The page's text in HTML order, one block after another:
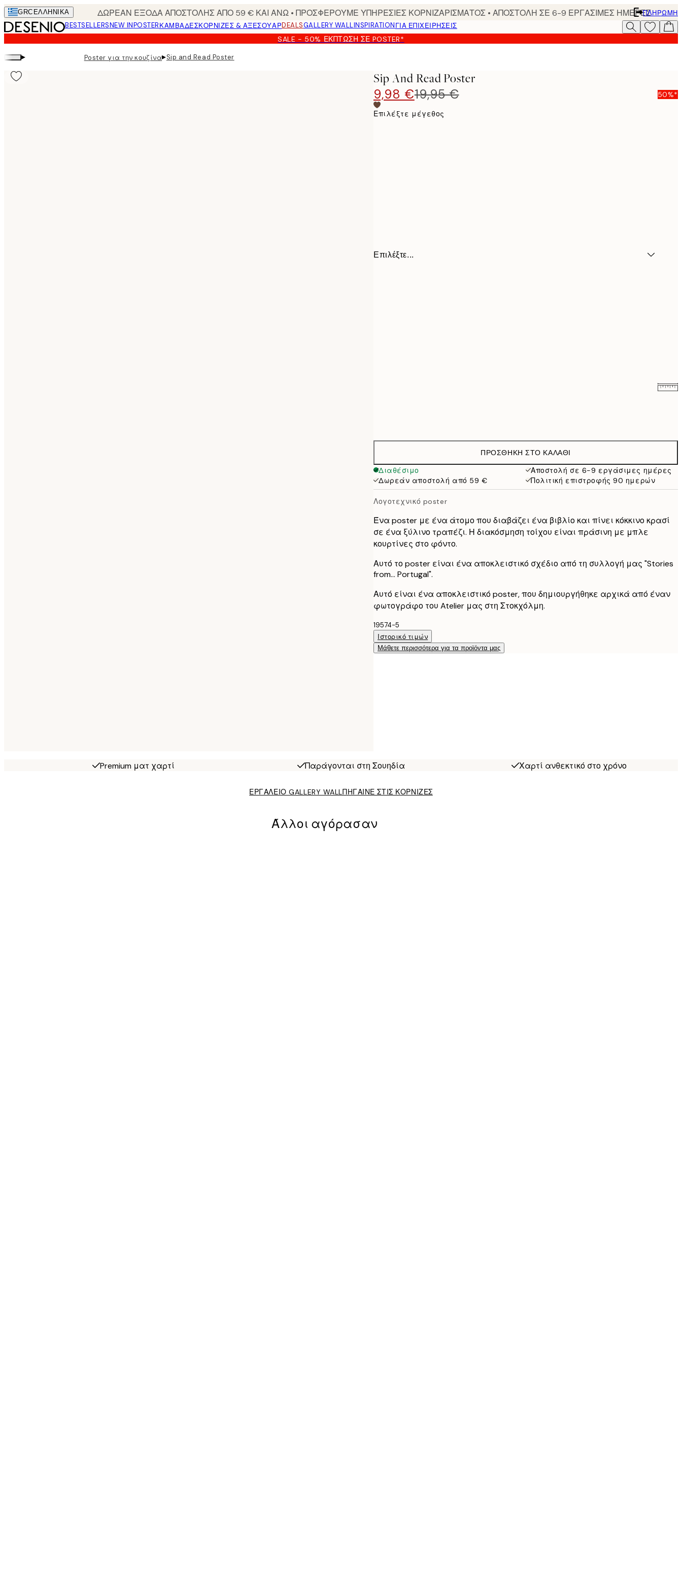
Skip
to
main
content.
GRC ΕΛΛΗΝΙΚΆ ΔΩΡΕΑΝ ΕΞΟΔΑ ΑΠΟΣΤΟΛΗΣ ΑΠΟ 59 € ΚΑΙ ΑΝΩ • ΠΡΟΣΦΕΡΟΥΜΕ ΥΠΗΡΕΣΙΕΣ ΚΟΡΝΙΖΑΡΙΣΜΑΤΟΣ • ΑΠΟΣΤΟΛΗ ΣΕ 6-9 ΕΡΓΑΣΙΜΕΣ ΗΜΕΡΕΣΠΛΗΡΩΜΉ
BESTSELLERSNEW INPOSTERΚΑΜΒΆΔΕΣΚΟΡΝΊΖΕΣ & ΑΞΕΣΟΥΆΡDEALSGALLERY WALLINSPIRATIONΓΙΑ ΕΠΙΧΕΙΡΗΣΕΙΣ
SALE - 50% ΈΚΠΤΩΣΗ ΣΕ POSTER*
▸ Poster για την κουζίνα▸Sip and Read Poster
Sip And Read Poster
9,98 €19,95 € 50%*
Επιλέξτε μέγεθος
Επιλέξτε...
27,45 €
32,45 €
ΠΡΟΣΘΉΚΗ ΣΤΟ ΚΑΛΆΘΙ
Διαθέσιμο
Αποστολή σε 6-9 εργάσιμες ημέρες
Δωρεάν αποστολή από 59 €
Πολιτική επιστροφής 90 ημερών
Λογοτεχνικό poster
Ένα poster με ένα άτομο που διαβάζει ένα βιβλίο και πίνει κόκκινο κρασί
σε ένα ξύλινο τραπέζι. Η διακόσμηση τοίχου είναι πράσινη με μπλε
κουρτίνες στο φόντο.
Αυτό το poster είναι ένα αποκλειστικό σχέδιο από τη συλλογή μας "Stories
from... Portugal".
Αυτό είναι ένα αποκλειστικό poster, που δημιουργήθηκε αρχικά από έναν
φωτογράφο του Atelier μας στη Στοκχόλμη.
19574-5
Ιστορικό τιμών
Μάθετε περισσότερα για τα προϊόντα μας
Premium ματ χαρτί Παράγονται στη Σουηδία Χαρτί ανθεκτικό στο χρόνο
ΕΡΓΑΛΕΙΟ GALLERY WALLΠΗΓΑΙΝΕ ΣΤΙΣ ΚΟΡΝΙΖΕΣ
Άλλοι αγόρασαν